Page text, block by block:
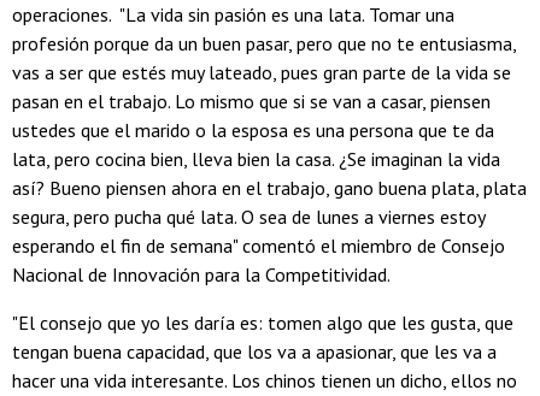
operaciones. "La vida sin pasión es una lata. Tomar una
profesión porque da un buen pasar, pero que no te entusiasma,
vas a ser que estés muy lateado, pues gran parte de la vida se
pasan en el trabajo. Lo mismo que si se van a casar, piensen
ustedes que el marido o la esposa es una persona que te da
lata, pero cocina bien, lleva bien la casa. ¿Se imaginan la vida
así? Bueno piensen ahora en el trabajo, gano buena plata, plata
segura, pero pucha qué lata. O sea de lunes a viernes estoy
esperando el fin de semana" comentó el miembro de Consejo
Nacional de Innovación para la Competitividad.
"El consejo que yo les daría es: tomen algo que les gusta, que
tengan buena capacidad, que los va a apasionar, que les va a
hacer una vida interesante. Los chinos tienen un dicho, ellos no